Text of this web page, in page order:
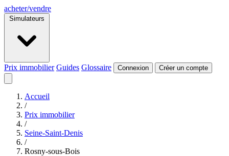
acheter/vendre
Simulateurs
Prix immobilier Guides Glossaire Connexion Créer un compte
Accueil
/
Prix immobilier
/
Seine-Saint-Denis
/
Rosny-sous-Bois